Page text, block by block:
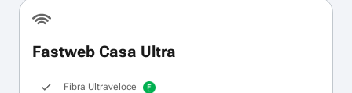
Fastweb Casa Ultra
Fibra Ultraveloce